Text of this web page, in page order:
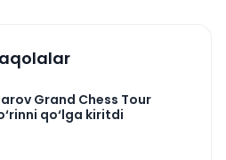
Grand Chess Tour
qo‘lga kiritdi